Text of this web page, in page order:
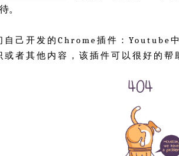
。
自己开发的Chrome插件：Youtube
或者其他内容，该插件可以很好的帮